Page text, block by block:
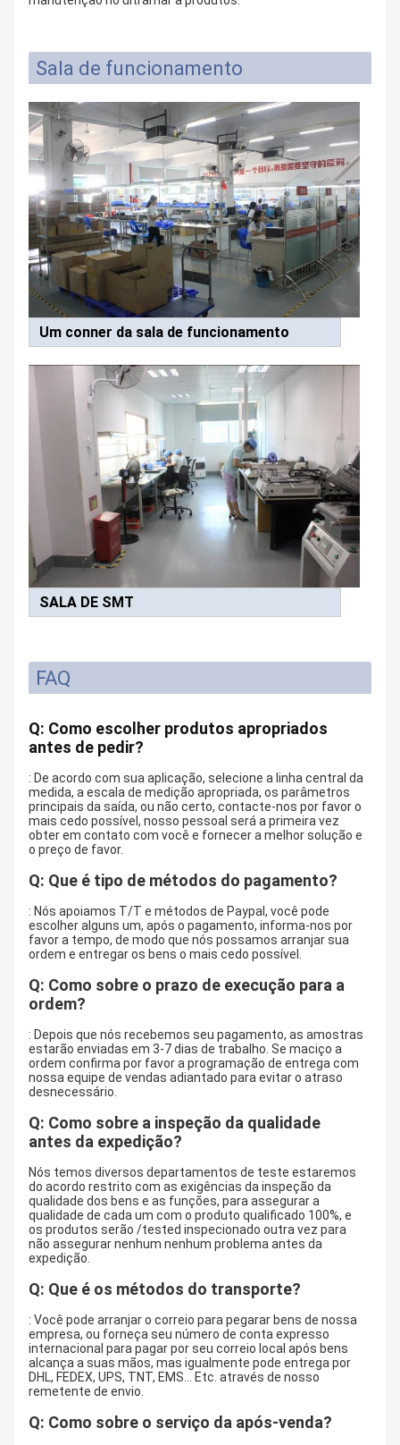
Sala de funcionamento
Um conner da sala de funcionamento
SALA DE SMT
FAQ
Q: Como escolher produtos apropriados
antes de pedir?
: De acordo com sua aplicação, selecione a linha central da
medida, a escala de medição apropriada, os parâmetros
principais da saída, ou não certo, contacte-nos por favor o
mais cedo possível, nosso pessoal será a primeira vez
obter em contato com você e fornecer a melhor solução e
o preço de favor.
Q: Que é tipo de métodos do pagamento?
: Nós apoiamos T/T e métodos de Paypal, você pode
escolher alguns um, após o pagamento, informa-nos por
favor a tempo, de modo que nós possamos arranjar sua
ordem e entregar os bens o mais cedo possível.
Q: Como sobre o prazo de execução para a
ordem?
: Depois que nós recebemos seu pagamento, as amostras
estarão enviadas em 3-7 dias de trabalho. Se maciço a
ordem confirma por favor a programação de entrega com
nossa equipe de vendas adiantado para evitar o atraso
desnecessário.
Q: Como sobre a inspeção da qualidade
antes da expedição?
Nós temos diversos departamentos de teste estaremos
do acordo restrito com as exigências da inspeção da
qualidade dos bens e as funções, para assegurar a
qualidade de cada um com o produto qualificado 100%, e
os produtos serão /tested inspecionado outra vez para
não assegurar nenhum nenhum problema antes da
expedição.
Q: Que é os métodos do transporte?
: Você pode arranjar o correio para pegarar bens de nossa
empresa, ou forneça seu número de conta expresso
internacional para pagar por seu correio local após bens
alcança a suas mãos, mas igualmente pode entrega por
DHL, FEDEX, UPS, TNT, EMS… Etc. através de nosso
remetente de envio.
Q: Como sobre o serviço da após-venda?